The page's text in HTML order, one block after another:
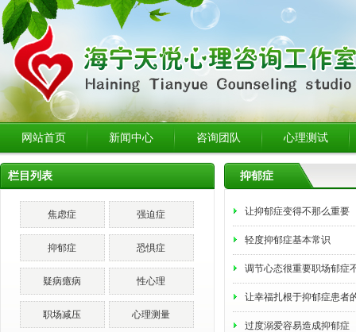
网站首页 新闻中心 咨询团队 心理测试
栏目列表
焦虑症 强迫症
抑郁症 恐惧症
疑病癔病 性心理
职场减压 心理测量
抑郁症
让抑郁症变得不那么重要
轻度抑郁症基本常识
调节心态很重要职场郁症
让幸福扎根于抑郁症患者
过度溺爱容易造成抑郁症